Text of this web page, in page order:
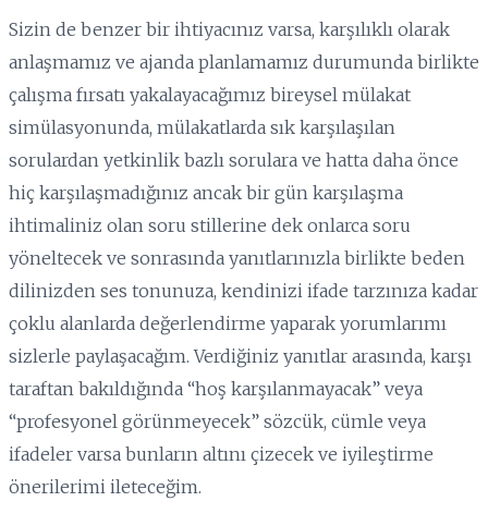
Sizin de benzer bir ihtiyacınız varsa, karşılıklı olarak
anlaşmamız ve ajanda planlamamız durumunda birlikte
çalışma fırsatı yakalayacağımız bireysel mülakat
simülasyonunda, mülakatlarda sık karşılaşılan
sorulardan yetkinlik bazlı sorulara ve hatta daha önce
hiç karşılaşmadığınız ancak bir gün karşılaşma
ihtimaliniz olan soru stillerine dek onlarca soru
yöneltecek ve sonrasında yanıtlarınızla birlikte beden
dilinizden ses tonunuza, kendinizi ifade tarzınıza kadar
çoklu alanlarda değerlendirme yaparak yorumlarımı
sizlerle paylaşacağım. Verdiğiniz yanıtlar arasında, karşı
taraftan bakıldığında “hoş karşılanmayacak” veya
“profesyonel görünmeyecek” sözcük, cümle veya
ifadeler varsa bunların altını çizecek ve iyileştirme
önerilerimi ileteceğim.